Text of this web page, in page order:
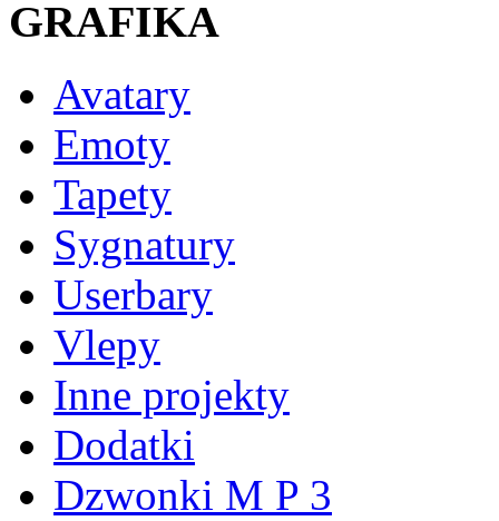
GRAFIKA
Avatary
Emoty
Tapety
Sygnatury
Userbary
Vlepy
Inne projekty
Dodatki
Dzwonki M P 3